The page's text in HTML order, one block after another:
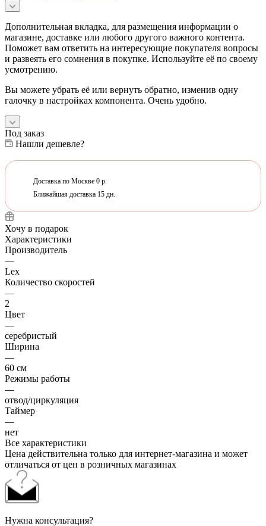
Дополнительная вкладка, для размещения информации о
магазине, доставке или любого другого важного контента.
Поможет вам ответить на интересующие покупателя вопросы
и развеять его сомнения в покупке. Используйте её по своему
усмотрению.
Вы можете убрать её или вернуть обратно, изменив одну
галочку в настройках компонента. Очень удобно.
Под заказ
Нашли дешевле?
Доставка по Москве 0 р.
Ближайшая доставка 15 дн.
Хочу в подарок
Характеристики
Производитель
—
Lex
Количество скоростей
—
2
Цвет
—
серебристый
Ширина
—
60 см
Режимы работы
—
отвод/циркуляция
Таймер
—
нет
Все характеристики
Цена действительна только для интернет-магазина и может
отличаться от цен в розничных магазинах
Нужна консультация?